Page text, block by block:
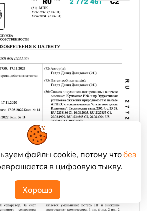
файлы cookie, потому что без
в цифровую тыкву.
Хорошо